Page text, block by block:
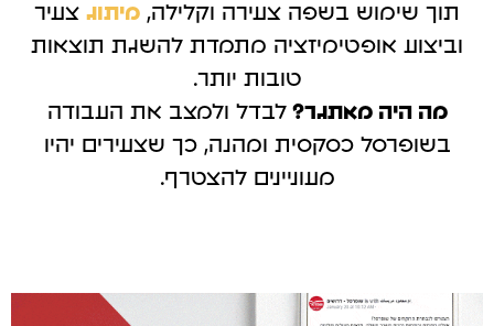
תוך שימוש בשפה צעירה וקלילה, מיתוג צעיר
וביצוע אופטימיזציה מתמדת להשגת תוצאות
טובות יותר.
מה היה מאתגר?לבדל ולמצב את העבודה
בשופרסל כסקסית ומהנה, כך שצעירים יהיו
מעוניינים להצטרף.